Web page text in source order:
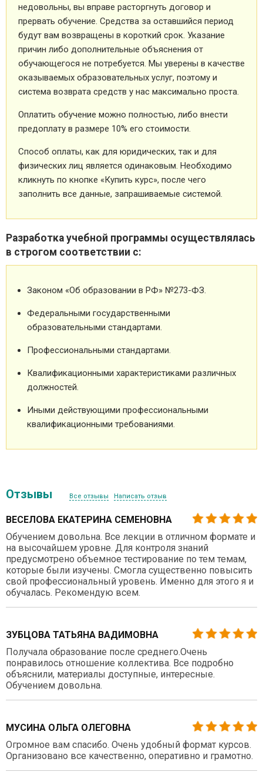
недовольны, вы вправе расторгнуть договор и
прервать обучение. Средства за оставшийся период
будут вам возвращены в короткий срок. Указание
причин либо дополнительные объяснения от
обучающегося не потребуется. Мы уверены в качестве
оказываемых образовательных услуг, поэтому и
система возврата средств у нас максимально проста.
Оплатить обучение можно полностью, либо внести
предоплату в размере 10% его стоимости.
Способ оплаты, как для юридических, так и для
физических лиц является одинаковым. Необходимо
кликнуть по кнопке «Купить курс», после чего
заполнить все данные, запрашиваемые системой.
Разработка учебной программы осуществлялась
в строгом соответствии с:
Законом «Об образовании в РФ» №273-ФЗ.
Федеральными государственными
образовательными стандартами.
Профессиональными стандартами.
Квалификационными характеристиками различных
должностей.
Иными действующими профессиональными
квалификационными требованиями.
Отзывы Все отзывы Написать отзыв
ВЕСЕЛОВА ЕКАТЕРИНА СЕМЕНОВНА
Обучением довольна. Все лекции в отличном формате и
на высочайшем уровне. Для контроля знаний
предусмотрено объемное тестирование по тем темам,
которые были изучены. Смогла существенно повысить
свой профессиональный уровень. Именно для этого я и
обучалась. Рекомендую всем.
ЗУБЦОВА ТАТЬЯНА ВАДИМОВНА
Получала образование после среднего.Очень
понравилось отношение коллектива. Все подробно
объяснили, материалы доступные, интересные.
Обучением довольна.
МУСИНА ОЛЬГА ОЛЕГОВНА
Огромное вам спасибо. Очень удобный формат курсов.
Организовано все качественно, оперативно и грамотно.